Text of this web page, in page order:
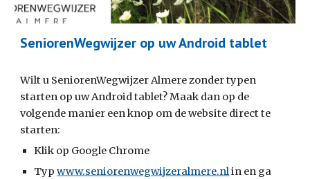
SeniorenWegwijzer op uw Android tablet
Wilt u SeniorenWegwijzer Almere zonder typen
starten op uw Android tablet? Maak dan op de
volgende manier een knop om de website direct te
starten:
Klik op Google Chrome
Typ www.seniorenwegwijzeralmere.nl in en ga